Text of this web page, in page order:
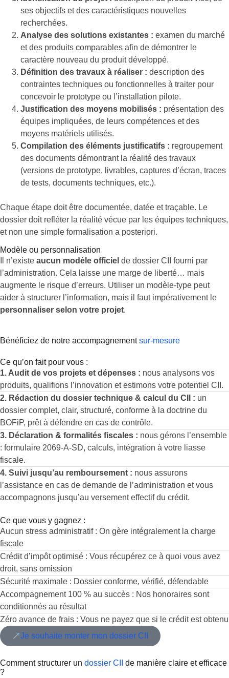
ses objectifs et des caractéristiques nouvelles
recherchées.
Analyse des solutions existantes : examen du marché
et des produits comparables afin de démontrer le
caractère nouveau du produit développé.
Définition des travaux à réaliser : description des
contraintes techniques ou fonctionnelles à traiter pour
concevoir le prototype ou l’installation pilote.
Justification des moyens mobilisés : présentation des
équipes impliquées, de leurs compétences et des
moyens matériels utilisés.
Compilation des éléments justificatifs : regroupement
des documents démontrant la réalité des travaux
(versions de prototype, livrables, captures d’écran, traces
de tests, documents techniques, etc.).
Chaque étape doit être documentée, datée et traçable. Le
dossier doit refléter la réalité vécue par les équipes techniques,
et non une simple formalisation a posteriori.
Modèle ou personnalisation
Il n’existe aucun modèle officiel de dossier CII fourni par
l’administration. Cela laisse une marge de liberté… mais
augmente le risque d’erreurs. Utiliser un modèle-type peut
aider à structurer l’information, mais il faut impérativement le
personnaliser selon votre projet.
Bénéficiez de notre accompagnementsur-mesure
Ce qu’on fait pour vous :
1. Audit de vos projets et dépenses : nous analysons vos
produits, qualifions l’innovation et estimons votre potentiel CII.
2. Rédaction du dossier technique & calcul du CII : un
dossier complet, clair, structuré, conforme à la doctrine du
BOFiP, prêt à défendre en cas de contrôle.
3. Déclaration & formalités fiscales : nous gérons l’ensemble
: formulaire 2069-A-SD, calculs, intégration à votre liasse
fiscale.
4. Suivi jusqu’au remboursement : nous assurons
l’assistance en cas de demande de l’administration et vous
accompagnons jusqu’au versement effectif du crédit.
Ce que vous y gagnez :
Aucun stress administratif : On gère intégralement la charge
fiscale
Crédit d’impôt optimisé : Vous récupérez ce à quoi vous avez
droit, sans omission
Sécurité maximale : Dossier conforme, vérifié, défendable
Accompagnement 100 % au succès : Nos honoraires sont
conditionnés au résultat
Zéro avance de frais : Vous ne payez que si le crédit est obtenu
Je souhaite monter mon dossier CII
Comment structurer un dossier CII
de manière claire et efficace
?